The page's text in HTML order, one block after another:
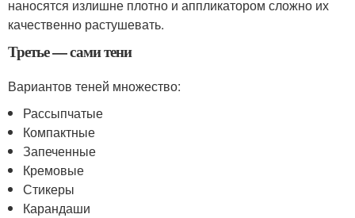
наносятся излишне плотно и аппликатором сложно их
качественно растушевать.
Третье — сами тени
Вариантов теней множество:
Рассыпчатые
Компактные
Запеченные
Кремовые
Стикеры
Карандаши